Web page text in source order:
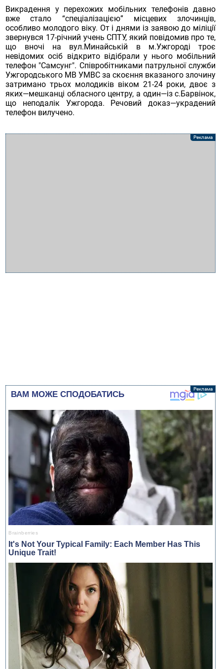
Викрадення у перехожих мобільних телефонів давно
вже стало “спеціалізацією” місцевих злочинців,
особливо молодого віку. От і днями iз заявою до міліції
звернувся 17-річний учень СПТУ, який повідомив про те,
що вночі на вул.Минайськiй в м.Ужгороді троє
невiдомих осiб вiдкрито вiдiбрали у нього мобiльний
телефон "Самсунг". Спiвробiтниками патрульної служби
Ужгородського МВ УМВС за скоєння вказаного злочину
затримано трьох молодиків віком 21-24 роки, двоє з
яких—мешканці обласного центру, а один—із с.Барвінок,
що неподалік Ужгорода. Речовий доказ—украдений
телефон вилучено.